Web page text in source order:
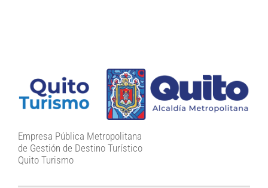
Empresa Pública Metropolitana
de Gestión de Destino Turístico
Quito Turismo